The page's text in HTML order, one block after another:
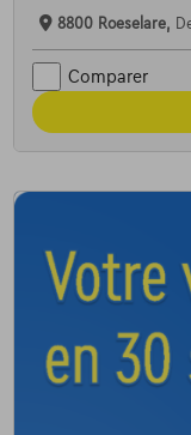
8800 Roeselare,
Comparer